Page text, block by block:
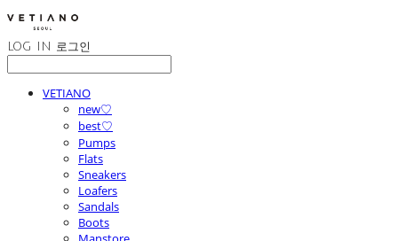
LOG IN 로그인
VETIANO
new♡
best♡
Pumps
Flats
Sneakers
Loafers
Sandals
Boots